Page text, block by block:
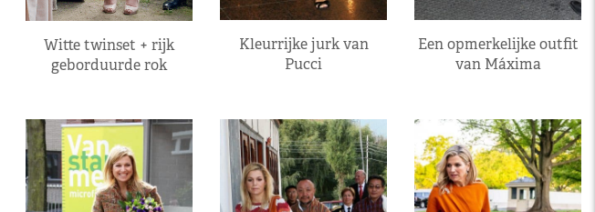
Witte twinset + rijk
geborduurde rok
Kleurrijke jurk van
Pucci
Een opmerkelijke outfit
van Máxima